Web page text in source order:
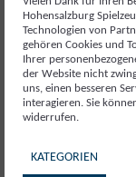
Familien. Zwei
Gefühl:
Download
Download
Hohensalzburg
Technologien von
gehören Cookies und
Ihrer
der Website nicht
uns, einen besseren
interagieren. Sie
widerrufen.
KATEGORIEN